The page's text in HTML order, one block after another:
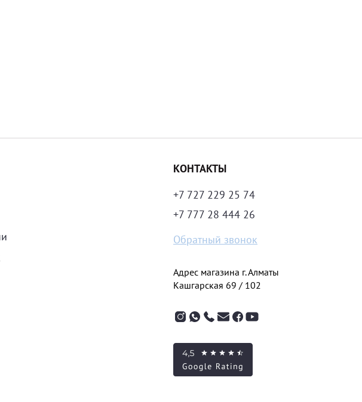
КОНТАКТЫ
+7 727 229 25 74
+7 777 28 444 26
Обратный звонок
Адрес магазина г. Алматы
Кашгарская 69 / 102